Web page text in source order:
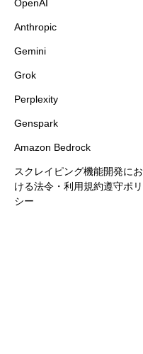
OpenAI
Anthropic
Gemini
Grok
Perplexity
Genspark
Amazon Bedrock
スクレイピング機能開発にお
ける法令・利用規約遵守ポリ
シー